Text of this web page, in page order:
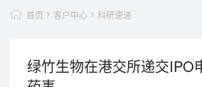
首页 客户中心 科研速递
绿竹生物在港交所递交IPO